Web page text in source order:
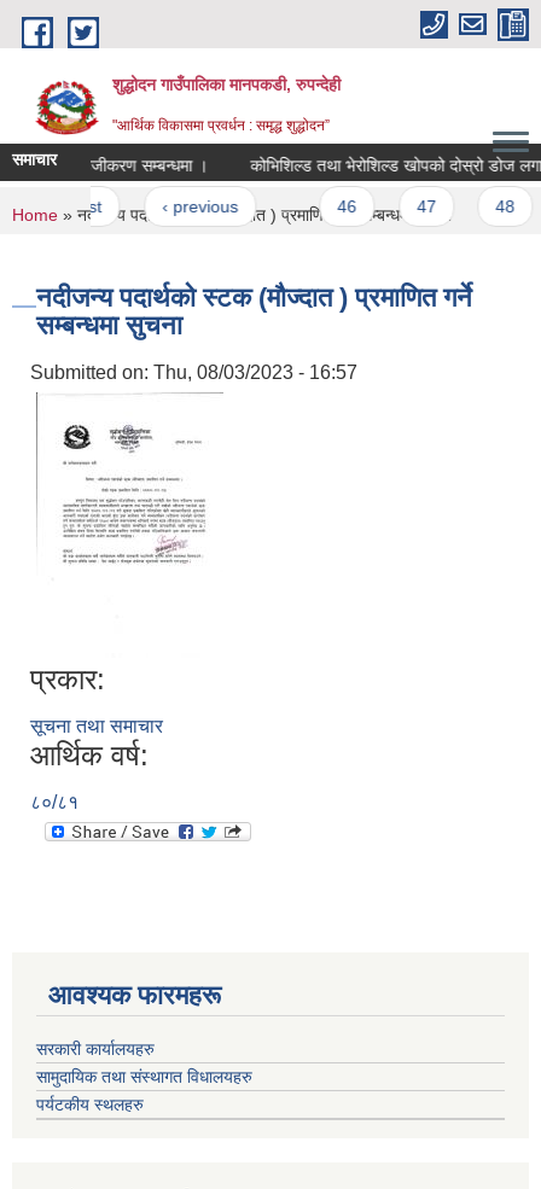
Skip to main content
शुद्धोदन गाउँपालिका मानपकडी, रुपन्देही
"आर्थिक विकासमा प्रवर्धन : समृद्ध शुद्धोदन”
समाचारसहजीकरण सम्बन्धमा । कोभिशिल्ड तथा भेरोशिल्ड खोपको दोस्रो डोज
‹ previous … 46 47
You are here
Home » नदीजन्य पदार्थको स्टक (मौज्दात ) प्रमाणित गर्ने सम्बन्धमा सुचना
नदीजन्य पदार्थको स्टक (मौज्दात ) प्रमाणित गर्ने
सम्बन्धमा सुचना
Submitted on: Thu, 08/03/2023 - 16:57
प्रकार:
सूचना तथा समाचार
आर्थिक वर्ष:
८०/८१
आवश्यक फारमहरू
सरकारी कार्यालयहरु
सामुदायिक तथा संस्थागत विधालयहरु
पर्यटकीय स्थलहरु